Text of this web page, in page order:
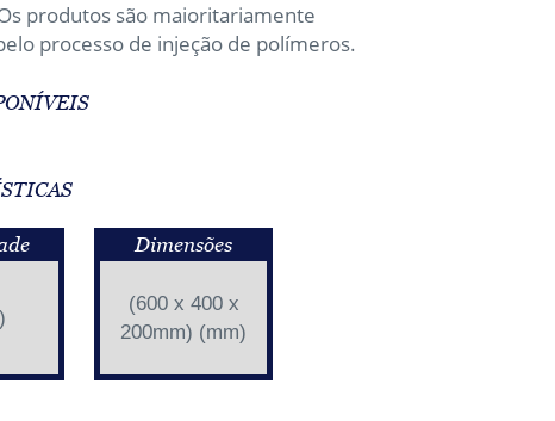
produtos são maioritariamente
processo de injeção de polímeros.
Dimensões
(600 x 400 x
200mm) (mm)